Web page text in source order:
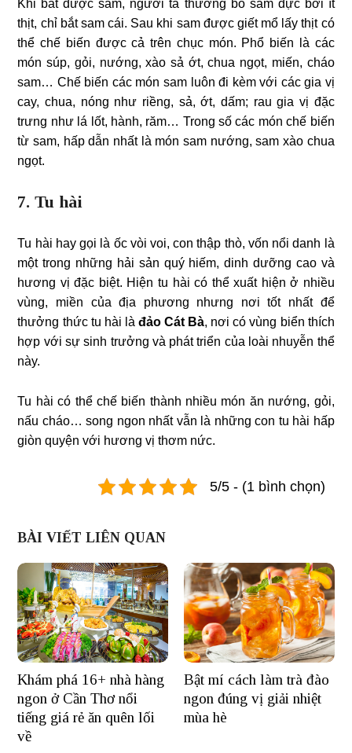
Khi bắt được sam, người ta thường bỏ sam đực bởi ít
thịt, chỉ bắt sam cái. Sau khi sam được giết mổ lấy thịt có
thể chế biến được cả trên chục món. Phổ biến là các
món súp, gỏi, nướng, xào sả ớt, chua ngọt, miến, cháo
sam… Chế biến các món sam luôn đi kèm với các gia vị
cay, chua, nóng như riềng, sả, ớt, dấm; rau gia vị đặc
trưng như lá lốt, hành, răm… Trong số các món chế biến
từ sam, hấp dẫn nhất là món sam nướng, sam xào chua
ngọt.
7. Tu hài
Tu hài hay gọi là ốc vòi voi, con thập thò, vốn nổi danh là
một trong những hải sản quý hiếm, dinh dưỡng cao và
hương vị đặc biệt. Hiện tu hài có thể xuất hiện ở nhiều
vùng, miền của địa phương nhưng nơi tốt nhất để
thưởng thức tu hài là đảo Cát Bà, nơi có vùng biển thích
hợp với sự sinh trưởng và phát triển của loài nhuyễn thể
này.
Tu hài có thể chế biến thành nhiều món ăn nướng, gỏi,
nấu cháo… song ngon nhất vẫn là những con tu hài hấp
giòn quyện với hương vị thơm nức.
5/5 - (1 bình chọn)
BÀI VIẾT LIÊN QUAN
Khám phá 16+ nhà hàng
ngon ở Cần Thơ nổi
tiếng giá rẻ ăn quên lối
về
Bật mí cách làm trà đào
ngon đúng vị giải nhiệt
mùa hè